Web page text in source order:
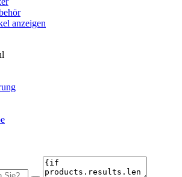
anzeigen